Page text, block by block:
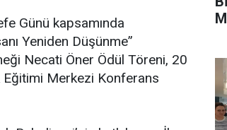
Günü kapsamında
Yeniden Düşünme”
Necati Öner Ödül Töreni, 20
Eğitimi Merkezi Konferans